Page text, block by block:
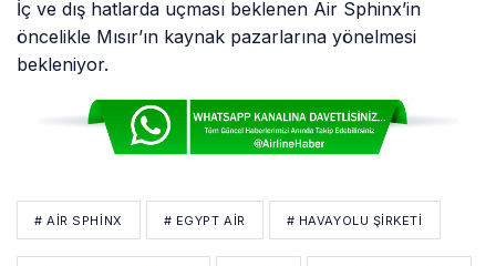
Dengesi
İç ve dış hatlarda uçması beklenen Air Sphinx’in
öncelikle Mısır’ın kaynak pazarlarına yönelmesi
bekleniyor.
# AIR SPHINX # EGYPT AIR # HAVAYOLU ŞIRKETI